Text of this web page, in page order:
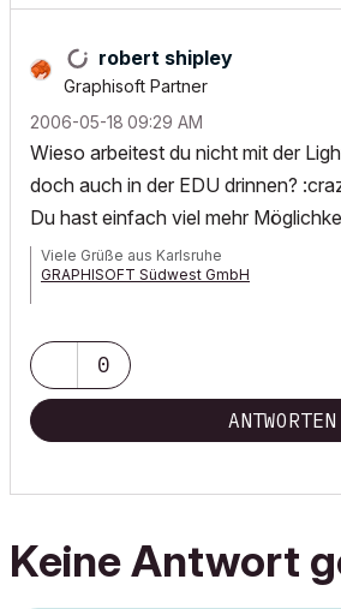
robert shipley
Graphisoft Partner
‎2006-05-18 09:29 AM
Wieso arbeitest du nicht mit der
doch auch in der EDU drinnen?
Du hast einfach viel mehr
Viele Grüße aus Karlsruhe
GRAPHISOFT Südwest GmbH
0
ANTWORTEN
Keine Antwort